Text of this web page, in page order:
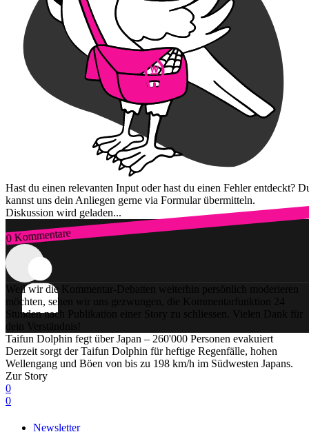
Hast du einen relevanten Input oder hast du einen Fehler entdeckt?
kannst uns dein Anliegen gerne via Formular übermitteln.
Diskussion wird geladen...
0 Kommentare
Zum Login
Weil wir die Kommentar-Debatten weiterhin persönlich moderieren
möchten, sehen wir uns gezwungen, die Kommentarfunktion 24
Stunden nach Publikation einer Story zu schliessen. Vielen Dank für
dein Verständnis!
Taifun Dolphin fegt über Japan – 260'000 Personen evakuiert
Derzeit sorgt der Taifun Dolphin für heftige Regenfälle, hohen
Wellengang und Böen von bis zu 198 km/h im Südwesten Japans.
Zur Story
0
0
Newsletter